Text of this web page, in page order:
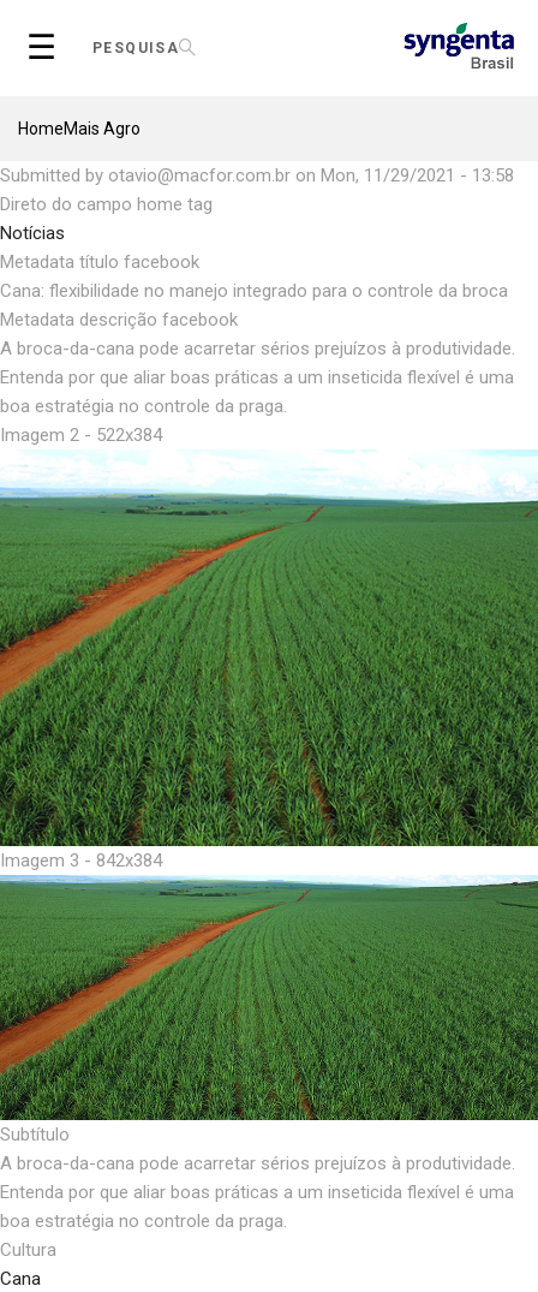
☰ PESQUISA
Breadcrumb
HomeMais Agro
Submitted by otavio@macfor.com.br on Mon, 11/29/2021 - 13:58
Direto do campo home tag
Notícias
Metadata título facebook
Cana: flexibilidade no manejo integrado para o controle da broca
Metadata descrição facebook
A broca-da-cana pode acarretar sérios prejuízos à produtividade.
Entenda por que aliar boas práticas a um inseticida flexível é uma
boa estratégia no controle da praga.
Imagem 2 - 522x384
Imagem 3 - 842x384
Subtítulo
A broca-da-cana pode acarretar sérios prejuízos à produtividade.
Entenda por que aliar boas práticas a um inseticida flexível é uma
boa estratégia no controle da praga.
Cultura
Cana